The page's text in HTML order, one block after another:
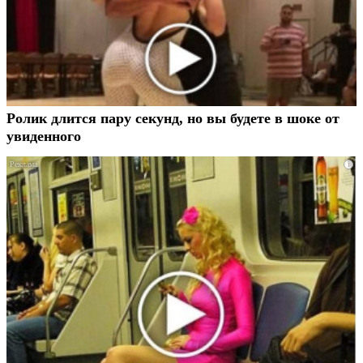
Ролик длится пару секунд, но вы будете в шоке от
увиденного
i